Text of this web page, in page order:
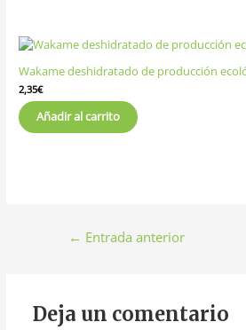
Wakame deshidratado de producción
2,35€
Añadir al carrito
← Entrada anterior
Deja un comentario